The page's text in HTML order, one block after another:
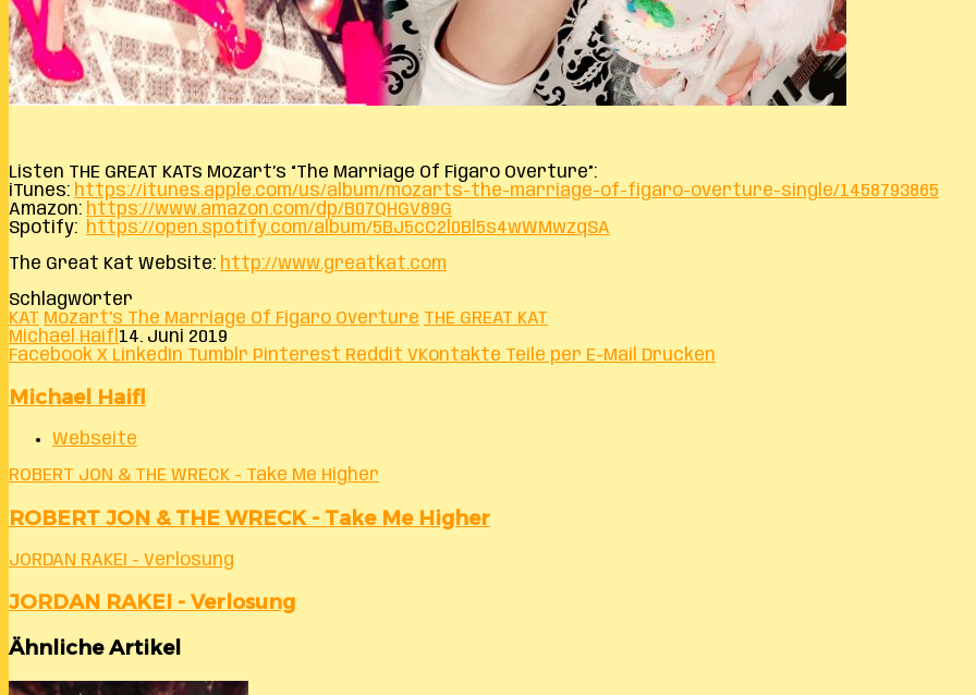
Listen THE GREAT KATs Mozart’s “The Marriage Of Figaro Overture”:
iTunes: https://itunes.apple.com/us/album/mozarts-the-marriage-of-figaro-overture-single/1458793865
Amazon: https://www.amazon.com/dp/B07QHGV89G
Spotify: https://open.spotify.com/album/5BJ5cC2l0Bl5s4wWMwzqSA
The Great Kat Website: http://www.greatkat.com
Schlagwörter
KAT Mozart's The Marriage Of Figaro Overture THE GREAT KAT
Michael Haifl 14. Juni 2019
Facebook X LinkedIn Tumblr Pinterest Reddit VKontakte Teile per E-Mail Drucken
Michael Haifl
Webseite
ROBERT JON & THE WRECK - Take Me Higher
ROBERT JON & THE WRECK - Take Me Higher
JORDAN RAKEI - Verlosung
JORDAN RAKEI - Verlosung
Ähnliche Artikel